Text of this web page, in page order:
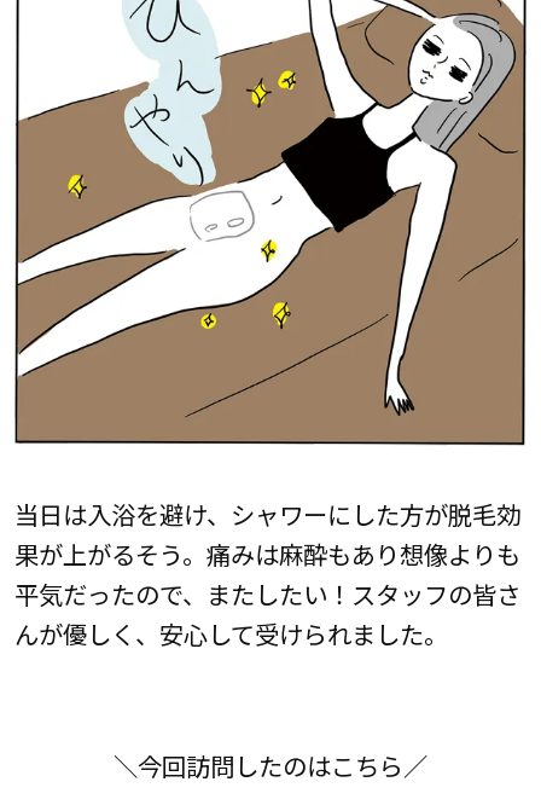
当日は入浴を避け、シャワーにした方が脱毛効
果が上がるそう。痛みは麻酔もあり想像よりも
平気だったので、またしたい！スタッフの皆さ
んが優しく、安心して受けられました。
＼今回訪問したのはこちら／